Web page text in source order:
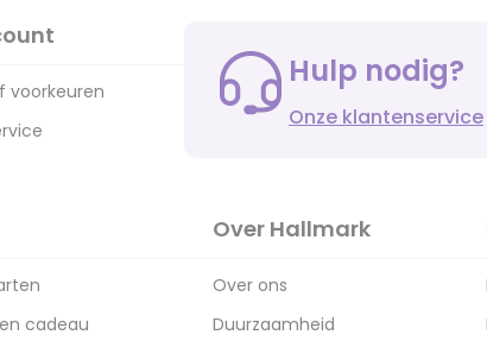
voorkeuren
Hulp nodig?
Onze klantenservice
cadeau
Over Hallmark
Over ons
Duurzaamheid